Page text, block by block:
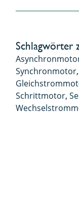
Schlagwörter
Synchronmotor,
Schrittmotor,